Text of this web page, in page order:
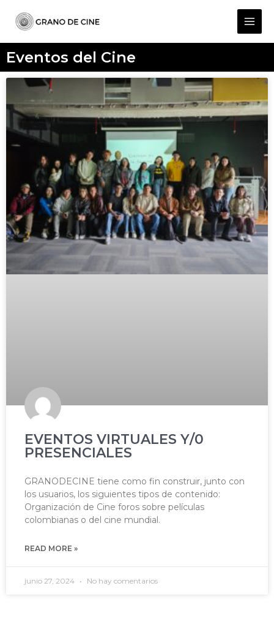
Eventos del Cine
EVENTOS VIRTUALES Y/0
PRESENCIALES
GRANODECINE tiene como fin construir, junto con
los usuarios, los siguientes tipos de contenido:
Organización de Cine foros sobre películas
colombianas o del cine mundial.
READ MORE »
junio 27, 2024 No hay comentarios